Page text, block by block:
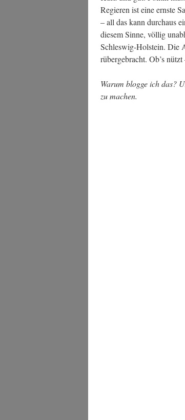
Regie­ren ist eine erns­te
– all das kann durch­aus
die­sem Sin­ne, völ­lig
Schles­wig-Hol­stein. Die
rüber­ge­bracht. Ob’s
War­um blog­ge ich das?
zu machen.